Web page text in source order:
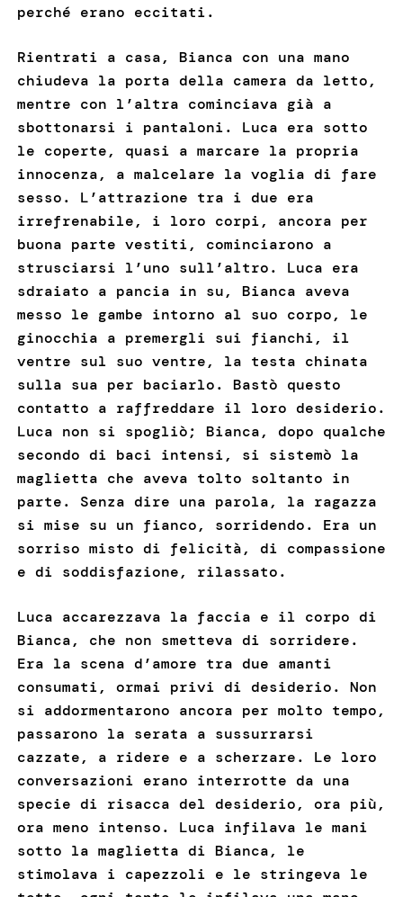
perché erano eccitati.
Rientrati a casa, Bianca con una mano
chiudeva la porta della camera da letto,
mentre con l’altra cominciava già a
sbottonarsi i pantaloni. Luca era sotto
le coperte, quasi a marcare la propria
innocenza, a malcelare la voglia di fare
sesso. L’attrazione tra i due era
irrefrenabile, i loro corpi, ancora per
buona parte vestiti, cominciarono a
strusciarsi l’uno sull’altro. Luca era
sdraiato a pancia in su, Bianca aveva
messo le gambe intorno al suo corpo, le
ginocchia a premergli sui fianchi, il
ventre sul suo ventre, la testa chinata
sulla sua per baciarlo. Bastò questo
contatto a raffreddare il loro desiderio.
Luca non si spogliò; Bianca, dopo qualche
secondo di baci intensi, si sistemò la
maglietta che aveva tolto soltanto in
parte. Senza dire una parola, la ragazza
si mise su un fianco, sorridendo. Era un
sorriso misto di felicità, di compassione
e di soddisfazione, rilassato.
Luca accarezzava la faccia e il corpo di
Bianca, che non smetteva di sorridere.
Era la scena d’amore tra due amanti
consumati, ormai privi di desiderio. Non
si addormentarono ancora per molto tempo,
passarono la serata a sussurrarsi
cazzate, a ridere e a scherzare. Le loro
conversazioni erano interrotte da una
specie di risacca del desiderio, ora più,
ora meno intenso. Luca infilava le mani
sotto la maglietta di Bianca, le
stimolava i capezzoli e le stringeva le